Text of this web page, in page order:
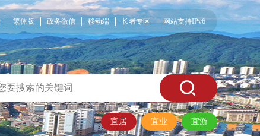
网站支持IPv6
繁体版 政务微信 移动端 长者专区
宜居 宜业 宜游